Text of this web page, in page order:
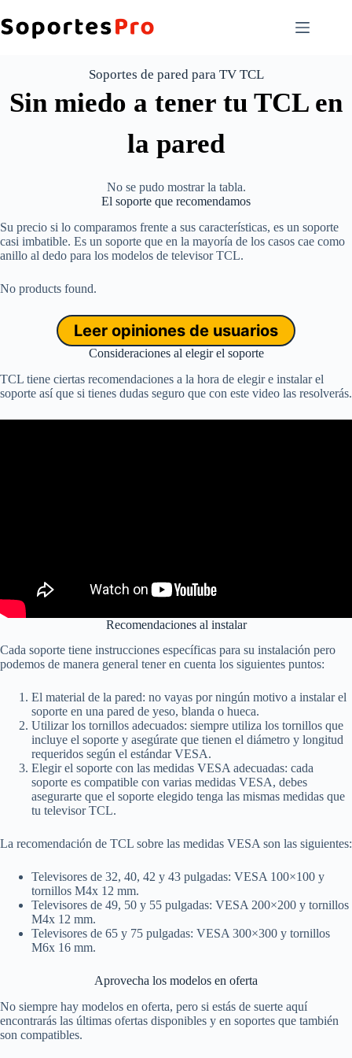
al
contenido
Soportes de pared para TV TCL
Sin miedo a tener tu TCL en
la pared
No se pudo mostrar la tabla.
El soporte que recomendamos
Su precio si lo comparamos frente a sus características, es un soporte
casi imbatible. Es un soporte que en la mayoría de los casos cae como
anillo al dedo para los modelos de televisor TCL.
No products found.
Leer opiniones de usuarios
Consideraciones al elegir el soporte
TCL tiene ciertas recomendaciones a la hora de elegir e instalar el
soporte así que si tienes dudas seguro que con este video las resolverás.
Recomendaciones al instalar
Cada soporte tiene instrucciones específicas para su instalación pero
podemos de manera general tener en cuenta los siguientes puntos:
El material de la pared: no vayas por ningún motivo a instalar el
soporte en una pared de yeso, blanda o hueca.
Utilizar los tornillos adecuados: siempre utiliza los tornillos que
incluye el soporte y asegúrate que tienen el diámetro y longitud
requeridos según el estándar VESA.
Elegir el soporte con las medidas VESA adecuadas: cada
soporte es compatible con varias medidas VESA, debes
asegurarte que el soporte elegido tenga las mismas medidas que
tu televisor TCL.
La recomendación de TCL sobre las medidas VESA son las siguientes:
Televisores de 32, 40, 42 y 43 pulgadas: VESA 100×100 y
tornillos M4x 12 mm.
Televisores de 49, 50 y 55 pulgadas: VESA 200×200 y tornillos
M4x 12 mm.
Televisores de 65 y 75 pulgadas: VESA 300×300 y tornillos
M6x 16 mm.
Aprovecha los modelos en oferta
No siempre hay modelos en oferta, pero si estás de suerte aquí
encontrarás las últimas ofertas disponibles y en soportes que también
son compatibles.